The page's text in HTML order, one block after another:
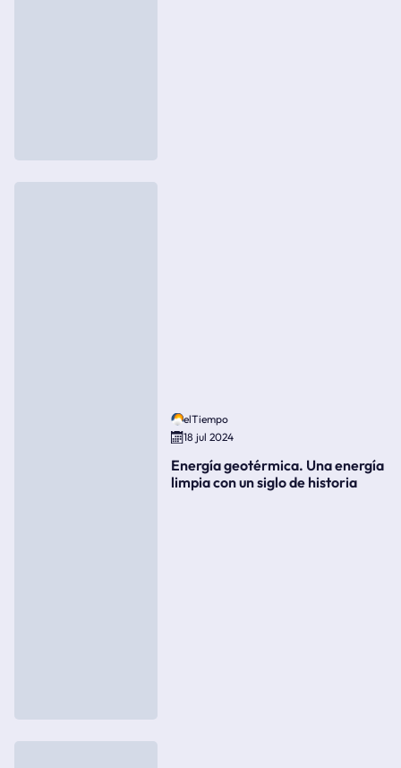
elTiempo
18 jul 2024
Energía geotérmica. Una energía
limpia con un siglo de historia